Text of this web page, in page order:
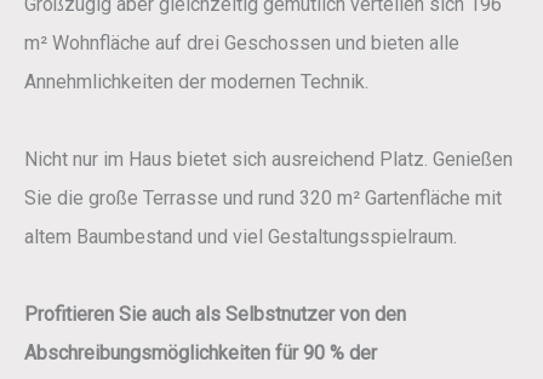
m² Wohnfläche auf drei Geschossen und bieten alle
Annehmlichkeiten der modernen Technik.
Nicht nur im Haus bietet sich ausreichend Platz. Genießen
Sie die große Terrasse und rund 320 m² Gartenfläche mit
altem Baumbestand und viel Gestaltungsspielraum.
Profitieren Sie auch als Selbstnutzer von den
Abschreibungsmöglichkeiten für 90 % der